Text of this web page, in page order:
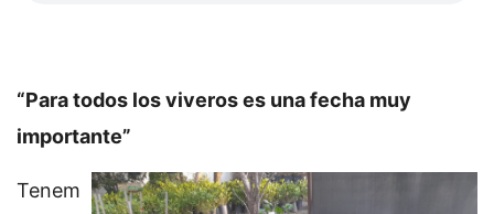
“Para todos los viveros es una fecha muy
importante”
Tenem